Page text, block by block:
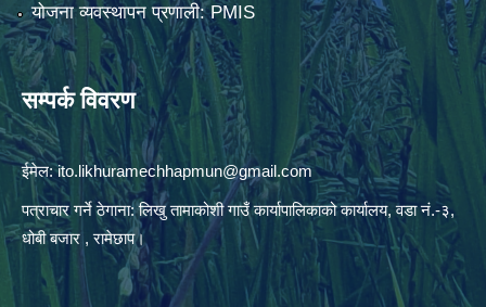
योजना व्यवस्थापन प्रणाली: PMIS
सम्पर्क विवरण
ईमेल:ito.likhuramechhapmun@gmail.com
पत्राचार गर्ने ठेगाना: लिखु तामाकोशी गाउँ कार्यापालिकाको कार्यालय, वडा नं.-३,
धोबी बजार , रामेछाप।